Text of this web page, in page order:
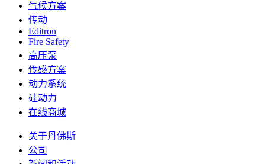
气候方案
传动
Editron
Fire Safety
高压泵
传感方案
动力系统
硅动力
在线商城
关于丹佛斯
公司